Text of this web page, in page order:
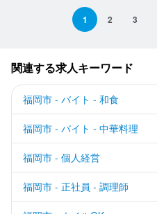
1 2 3
関連する求人キーワード
福岡市 - バイト - 和食
福岡市 - バイト - 中華料理
福岡市 - 個人経営
福岡市 - 正社員 - 調理師